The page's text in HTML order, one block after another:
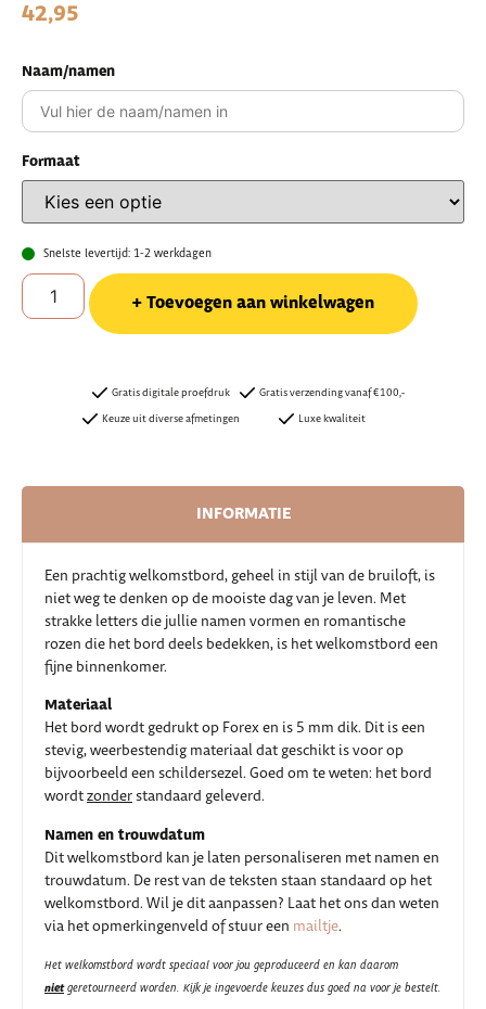
42,95
Naam/namen
Formaat
Snelste levertijd: 1-2 werkdagen
Toevoegen aan winkelwagen
Gratis digitale proefdruk
Keuze uit diverse afmetingen
Gratis verzending vanaf €100,-
Luxe kwaliteit
INFORMATIE
Een prachtig welkomstbord, geheel in stijl van de bruiloft, is
niet weg te denken op de mooiste dag van je leven. Met
strakke letters die jullie namen vormen en romantische
rozen die het bord deels bedekken, is het welkomstbord een
fijne binnenkomer.
Materiaal
Het bord wordt gedrukt op Forex en is 5 mm dik. Dit is een
stevig, weerbestendig materiaal dat geschikt is voor op
bijvoorbeeld een schildersezel. Goed om te weten: het bord
wordtzonderstandaard geleverd.
Namen en trouwdatum
Dit welkomstbord kan je laten personaliseren met namen en
trouwdatum. De rest van de teksten staan standaard op het
welkomstbord. Wil je dit aanpassen? Laat het ons dan weten
via het opmerkingenveld of stuur een mailtje.
Het welkomstbord wordt speciaal voor jou geproduceerd en kan daarom
nietgeretourneerd worden. Kijk je ingevoerde keuzes dus goed na voor je bestelt.